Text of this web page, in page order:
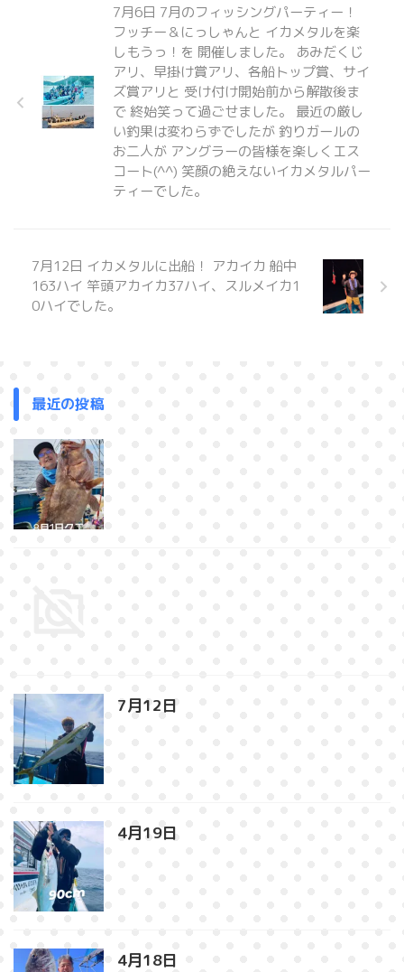
能です。 【アンダーベ ...7月6日 7月のフィッシングパーティー！
フッチー＆にっしゃんと イカメタルを楽
しもうっ！を 開催しました。 あみだくじ
アリ、早掛け賞アリ、各船トップ賞、サイ
ズ賞アリと 受け付け開始前から解散後ま
で 終始笑って過ごせました。 最近の厳し
い釣果は変わらずでしたが 釣りガールの
お二人が アングラーの皆様を楽しくエス
コート(^^) 笑顔の絶えないイカメタルパー
ティーでした。
7月12日 イカメタルに出船！ アカイカ 船中
163ハイ 竿頭アカイカ37ハイ、スルメイカ1
0ハイでした。
最近の投稿
7月12日⁡
4月19日⁡
4月18日